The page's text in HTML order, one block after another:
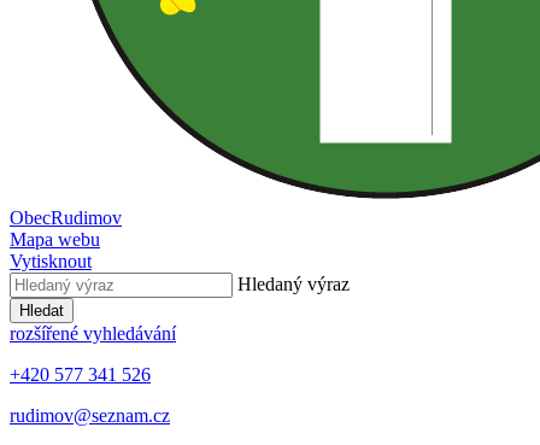
ObecRudimov
Mapa webu
Vytisknout
Hledaný výraz
Hledat
rozšířené vyhledávání
+420 577 341 526
rudimov@seznam.cz